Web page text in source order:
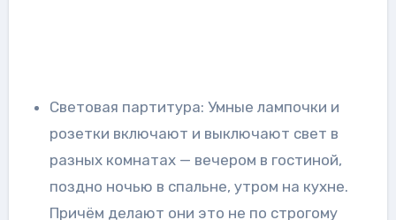
Световая партитура: Умные лампочки и
розетки включают и выключают свет в
разных комнатах — вечером в гостиной,
поздно ночью в спальне, утром на кухне.
Причём делают они это не по строгому